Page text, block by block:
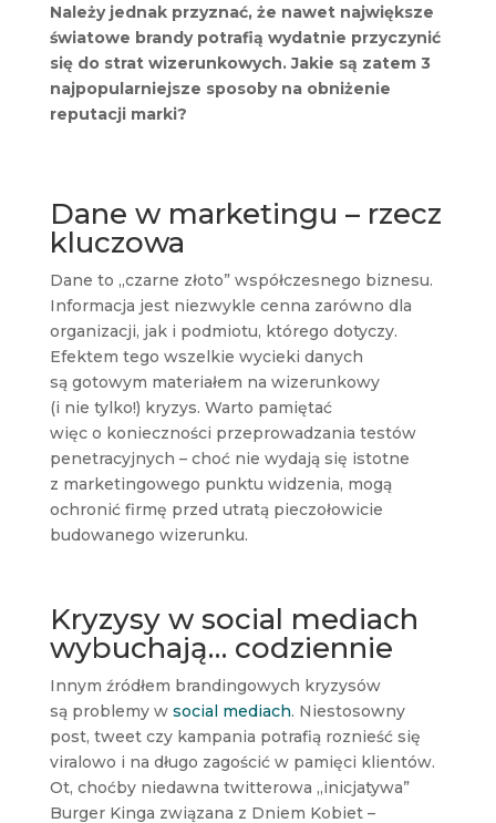
Należy jednak przyznać, że nawet największe
światowe brandy potrafią wydatnie przyczynić
się do strat wizerunkowych. Jakie są zatem 3
najpopularniejsze sposoby na obniżenie
reputacji marki?
Dane w marketingu – rzecz
kluczowa
Dane to „czarne złoto” współczesnego biznesu.
Informacja jest niezwykle cenna zarówno dla
organizacji, jak i podmiotu, którego dotyczy.
Efektem tego wszelkie wycieki danych
są gotowym materiałem na wizerunkowy
(i nie tylko!) kryzys. Warto pamiętać
więc o konieczności przeprowadzania testów
penetracyjnych – choć nie wydają się istotne
z marketingowego punktu widzenia, mogą
ochronić firmę przed utratą pieczołowicie
budowanego wizerunku.
Kryzysy w social mediach
wybuchają… codziennie
Innym źródłem brandingowych kryzysów
są problemy w social mediach. Niestosowny
post, tweet czy kampania potrafią roznieść się
viralowo i na długo zagościć w pamięci klientów.
Ot, choćby niedawna twitterowa „inicjatywa”
Burger Kinga związana z Dniem Kobiet –